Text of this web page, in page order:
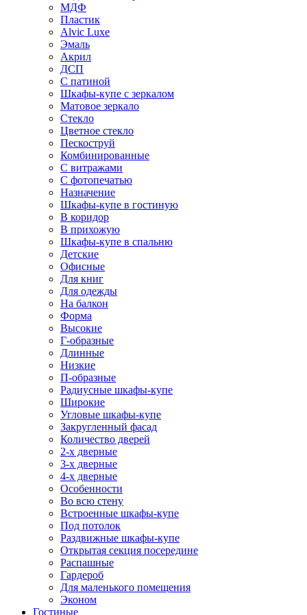
МДФ
Пластик
Alvic Luxe
Эмаль
Акрил
ДСП
С патиной
Шкафы-купе с зеркалом
Матовое зеркало
Стекло
Цветное стекло
Пескоструй
Комбинированные
С витражами
С фотопечатью
Назначение
Шкафы-купе в гостиную
В коридор
В прихожую
Шкафы-купе в спальню
Детские
Офисные
Для книг
Для одежды
На балкон
Форма
Высокие
Г-образные
Длинные
Низкие
П-образные
Радиусные шкафы-купе
Широкие
Угловые шкафы-купе
Закругленный фасад
Количество дверей
2-х дверные
3-х дверные
4-х дверные
Особенности
Во всю стену
Встроенные шкафы-купе
Под потолок
Раздвижные шкафы-купе
Открытая секция посередине
Распашные
Гардероб
Для маленького помещения
Эконом
Гостиные